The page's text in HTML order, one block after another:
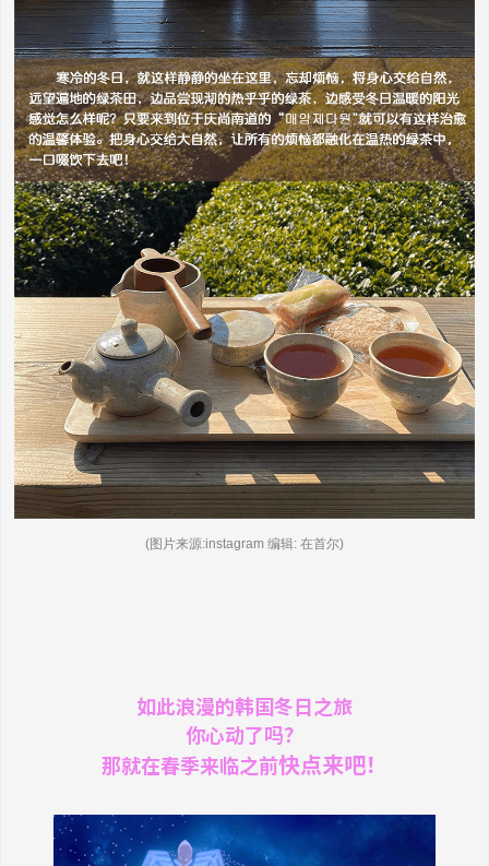
(图片来源:instagram 编辑: 在首尔)
如此浪漫的韩国冬日之旅
你心动了吗？
那就在春季来临之前快点来吧！